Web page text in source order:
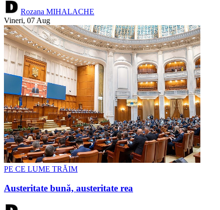
Rozana MIHALACHE
Vineri, 07 Aug
PE CE LUME TRĂIM
Austeritate bună, austeritate rea